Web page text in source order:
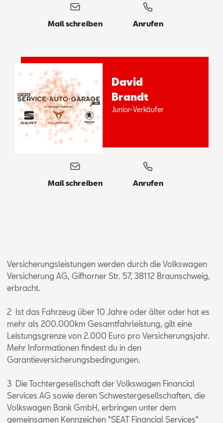
Mail schreiben Anrufen
Da­vid
Brandt
Ju­ni­or-Ver­käu­fer
Mail schreiben Anrufen
Versicherungsleistungen werden durch die Volkswagen
Versicherung AG, Gifhorner Str. 57, 38112 Braunschweig,
erbracht.
2 Ist das Fahrzeug über 10 Jahre oder älter oder hat es
mehr als 200.000km Gesamtfahrleistung, gilt eine
Leistungsgrenze von 2.000 Euro pro Versicherungsjahr.
Mehr Informationen findest du in den
Garantieversicherungsbedingungen.
3 Die Tochtergesellschaft der Volkswagen Financial
Services AG sowie deren Schwestergesellschaften, die
Volkswagen Bank GmbH, erbringen unter dem
gemeinsamen Kennzeichen "SEAT Financial Services"